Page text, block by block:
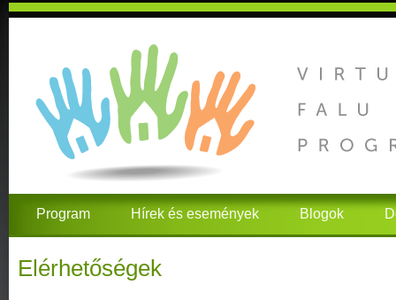
Program Hírek és események Blogok
Elérhetőségek